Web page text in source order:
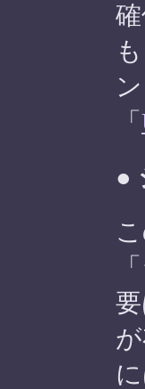
「
●